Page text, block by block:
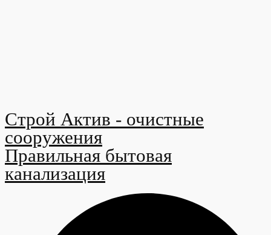
Строй Актив - очистные
сооружения
Правильная бытовая
канализация